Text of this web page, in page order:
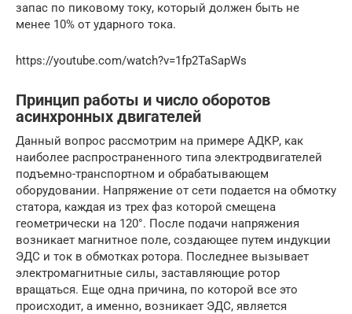
запас по пиковому току, который должен быть не
менее 10% от ударного тока.
https://youtube.com/watch?v=1fp2TaSapWs
Принцип работы и число оборотов
асинхронных двигателей
Данный вопрос рассмотрим на примере АДКР, как
наиболее распространенного типа электродвигателей
подъемно-транспортном и обрабатывающем
оборудовании. Напряжение от сети подается на обмотку
статора, каждая из трех фаз которой смещена
геометрически на 120°. После подачи напряжения
возникает магнитное поле, создающее путем индукции
ЭДС и ток в обмотках ротора. Последнее вызывает
электромагнитные силы, заставляющие ротор
вращаться. Еще одна причина, по которой все это
происходит, а именно, возникает ЭДС, является